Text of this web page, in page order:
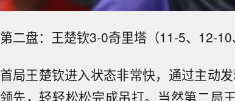
第二盘：王楚钦3-0奇里塔（11-5、12-10
首局王楚钦进入状态非常快，通过主动
领先，轻轻松松完成吊打。当然第二局